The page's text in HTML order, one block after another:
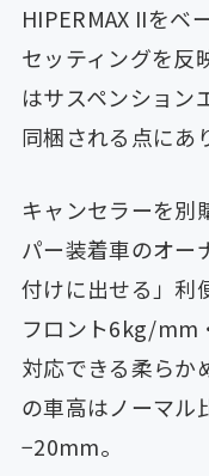
HIPERMAX IIをベ
セッティングを反
はサスペンション
同梱される点にあ
キャンセラーを別
パー装着車のオー
付けに出せる」利
フロント6kg/mm
対応できる柔らか
の車高はノーマル
−20mm。